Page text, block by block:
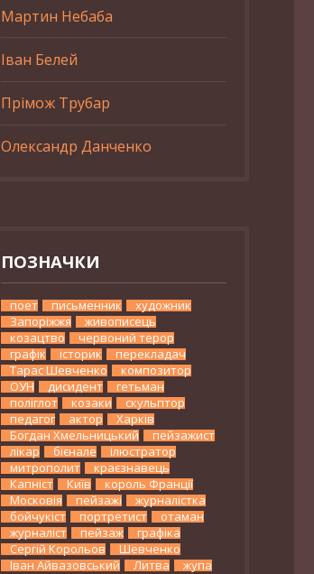
Мартин Небаба
Іван Белей
Прімож Трубар
Олександр Данченко
ПОЗНАЧКИ
поет письменник
художник
Запоріжжя
живописець
козацтво
червоний терор
графік
історик
перекладач
Тарас Шевченко
композитор
ОУН
дисидент
гетьман
поліглот
козаки
скульптор
педагог
актор
Харків
Богдан Хмельницький
пейзажист
лікар
бієнале
ілюстратор
митрополит
краєзнавець
Капніст
Київ
король Франції
Московія
пейзажі
журналістка
бойчукіст
портретист
отаман
журналіст
пейзаж
графіка
Сергій Корольов
Шевченко
Іван Айвазовський
Литва жупа